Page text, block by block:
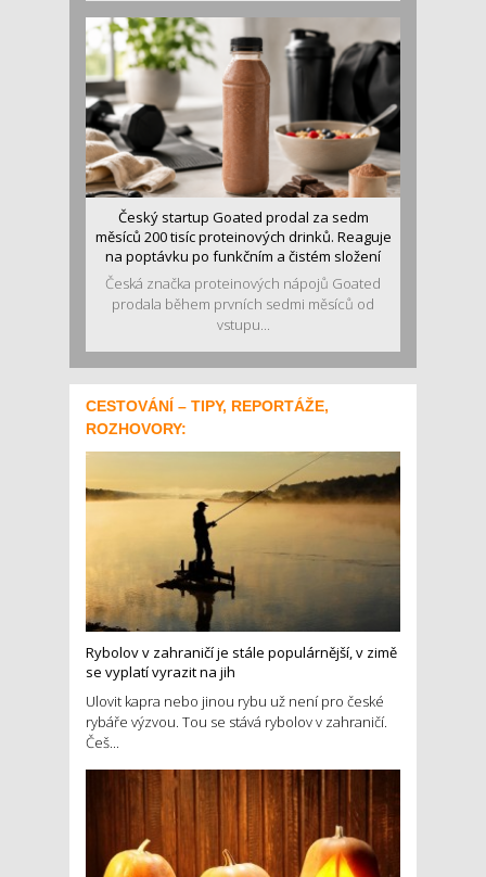
Český startup Goated prodal za sedm
měsíců 200 tisíc proteinových drinků. Reaguje
na poptávku po funkčním a čistém složení
Česká značka proteinových nápojů Goated
prodala během prvních sedmi měsíců od
vstupu...
CESTOVÁNÍ – TIPY, REPORTÁŽE,
ROZHOVORY:
Rybolov v zahraničí je stále populárnější, v zimě
se vyplatí vyrazit na jih
Ulovit kapra nebo jinou rybu už není pro české
rybáře výzvou. Tou se stává rybolov v zahraničí.
Češ...